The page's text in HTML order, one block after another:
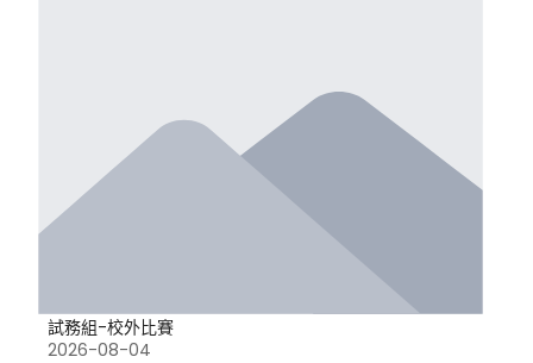
試務組-校外比賽
2026-08-04